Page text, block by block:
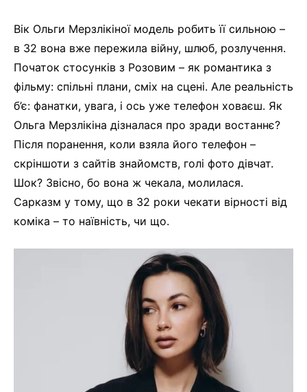
Вік Ольги Мерзлікіної модель робить її сильною –
в 32 вона вже пережила війну, шлюб, розлучення.
Початок стосунків з Розовим – як романтика з
фільму: спільні плани, сміх на сцені. Але реальність
б’є: фанатки, увага, і ось уже телефон ховаєш. Як
Ольга Мерзлікіна дізналася про зради востаннє?
Після поранення, коли взяла його телефон –
скріншоти з сайтів знайомств, голі фото дівчат.
Шок? Звісно, бо вона ж чекала, молилася.
Сарказм у тому, що в 32 роки чекати вірності від
коміка – то наївність, чи що.